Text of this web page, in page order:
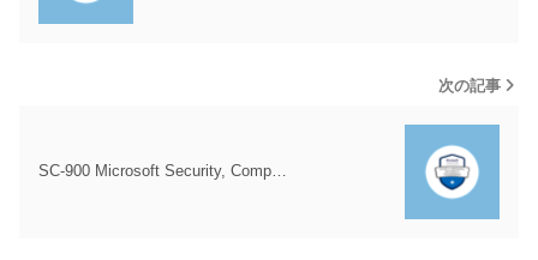
次の記事
SC-900 Microsoft Security, Comp…